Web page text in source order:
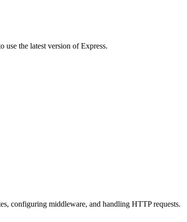
use the latest version of Express.
configuring middleware, and handling HTTP requests.